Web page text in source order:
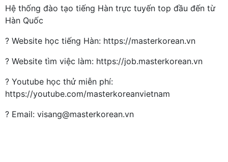
Hệ thống đào tạo tiếng Hàn trực tuyến top đầu đến từ
Hàn Quốc
? Website học tiếng Hàn: https://masterkorean.vn
? Website tìm việc làm: https://job.masterkorean.vn
? Youtube học thử miễn phí:
https://youtube.com/masterkoreanvietnam
? Email: visang@masterkorean.vn